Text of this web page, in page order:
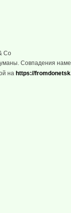
Co
Совпадения
на https://